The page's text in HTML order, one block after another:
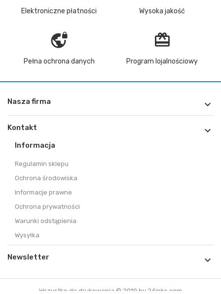
Elektroniczne płatności Wysoka jakość
vpn_lock
Pełna ochrona danych
redeem
Program lojalnościowy
Nasza firma 
Kontakt 
Informacja
Regulamin sklepu
Ochrona środowiska
Informacje prawne
Ochrona prywatności
Warunki odstąpienia
Wysyłka
Newsletter 
Wszystko do drukowania © 2019 by 24inks.com